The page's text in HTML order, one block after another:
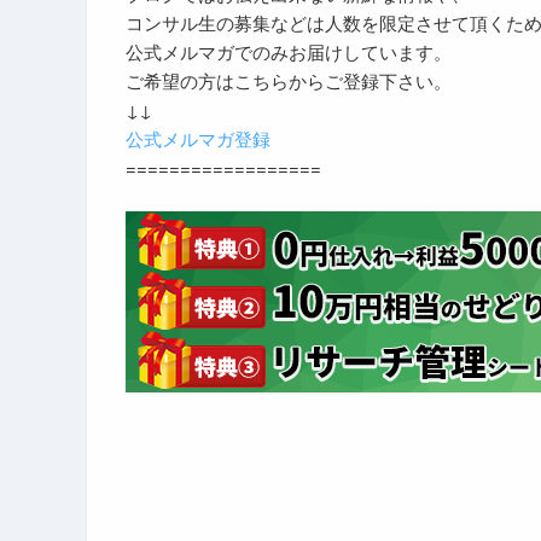
コンサル生の募集などは人数を限定させて頂くため
公式メルマガでのみお届けしています。
ご希望の方はこちらからご登録下さい。
↓↓
公式メルマガ登録
==================